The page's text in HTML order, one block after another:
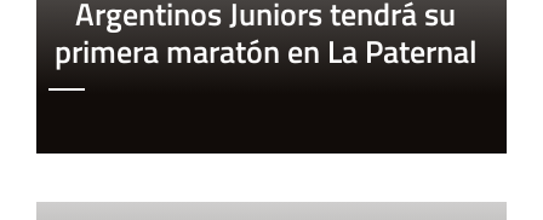
Argentinos Juniors tendrá su
primera maratón en La Paternal